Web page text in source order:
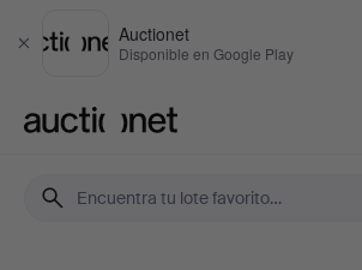
Cerrar
Auctionet
Disponible en Google Play